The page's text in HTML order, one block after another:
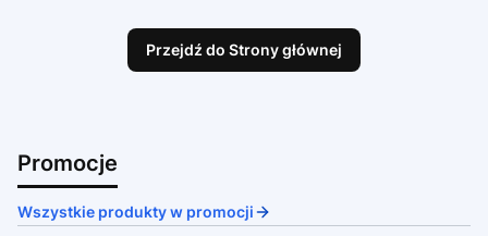
Przejdź do Strony głównej
Promocje
Wszystkie produkty w promocji